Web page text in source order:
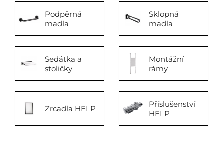
Podpěrná
madla
Sklopná
madla
Sedátka a
stoličky
Montážní
rámy
Zrcadla HELP
Příslušenství
HELP